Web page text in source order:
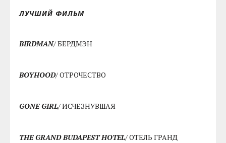
ЛУЧШИЙ ФИЛЬМ
BIRDMAN/ БЕРДМЭН
BOYHOOD/ ОТРОЧЕСТВО
GONE GIRL/ ИСЧЕЗНУВШАЯ
THE GRAND BUDAPEST HOTEL/ ОТЕЛЬ ГРАНД